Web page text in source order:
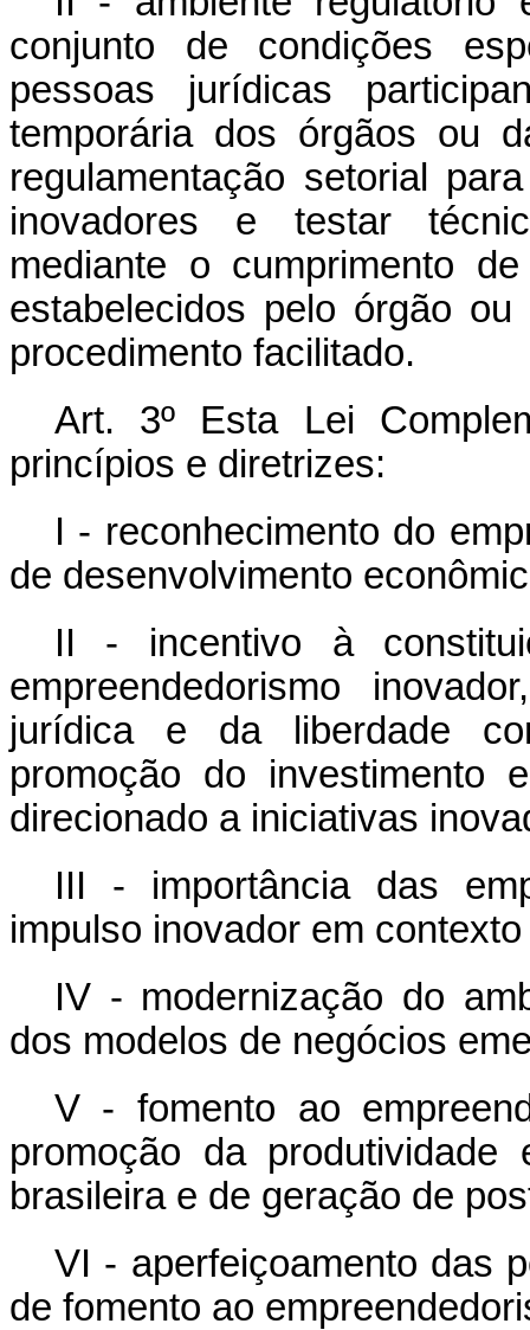
conjunto de condições
pessoas jurídicas
temporária dos órgãos ou
regulamentação setorial
inovadores e testar
mediante o cumprimento
estabelecidos pelo órgão
procedimento facilitado.
Art. 3º Esta Lei
princípios e diretrizes:
I - reconhecimento do
de desenvolvimento
II - incentivo à
empreendedorismo
jurídica e da liberdade
promoção do investimento
direcionado a iniciativas
III - importância das
impulso inovador em
IV - modernização do
dos modelos de negócios
V - fomento ao
promoção da
brasileira e de geração de
VI - aperfeiçoamento das
de fomento ao